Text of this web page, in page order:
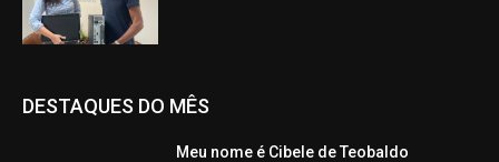
DESTAQUES DO MÊS
Meu nome é Cibele de Teobaldo